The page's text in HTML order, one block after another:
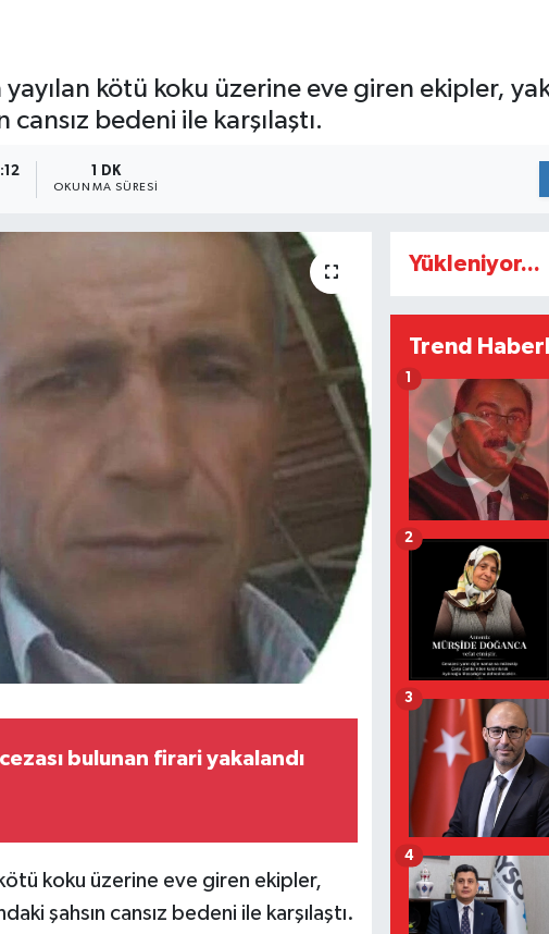
kötü koku üzerine eve giren ekipler,
cansız bedeni ile karşılaştı.
1 DK
OKUNMA SÜRESI
bulunan firari yakalandı
koku üzerine eve giren ekipler,
şahsın cansız bedeni ile karşılaştı.
Yükleniyor...
Trend
1
2
3
4